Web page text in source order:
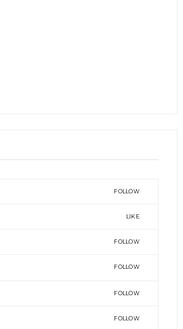
FOLLOW
LIKE
FOLLOW
FOLLOW
FOLLOW
FOLLOW